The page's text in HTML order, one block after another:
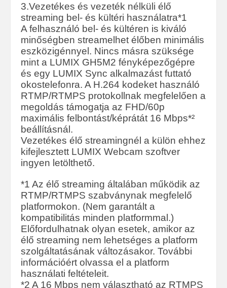
3.Vezetékes és vezeték nélküli élő
streaming bel- és kültéri használatra*1
A felhasználó bel- és kültéren is kiváló
minőségben streamelhet élőben minimális
eszközigénnyel. Nincs másra szüksége
mint a LUMIX GH5M2 fényképezőgépre
és egy LUMIX Sync alkalmazást futtató
okostelefonra. A H.264 kodeket használó
RTMP/RTMPS protokollnak megfelelően a
megoldás támogatja az FHD/60p
maximális felbontást/képrátát 16 Mbps*²
beállításnál.
Vezetékes élő streamingnél a külön ehhez
kifejlesztett LUMIX Webcam szoftver
ingyen letölthető.
*1 Az élő streaming általában működik az
RTMP/RTMPS szabványnak megfelelő
platformokon. (Nem garantált a
kompatibilitás minden platformmal.)
Előfordulhatnak olyan esetek, amikor az
élő streaming nem lehetséges a platform
szolgáltatásának változásakor. További
információért olvassa el a platform
használati feltételeit.
*2 A 16 Mbps nem választható az RTMPS